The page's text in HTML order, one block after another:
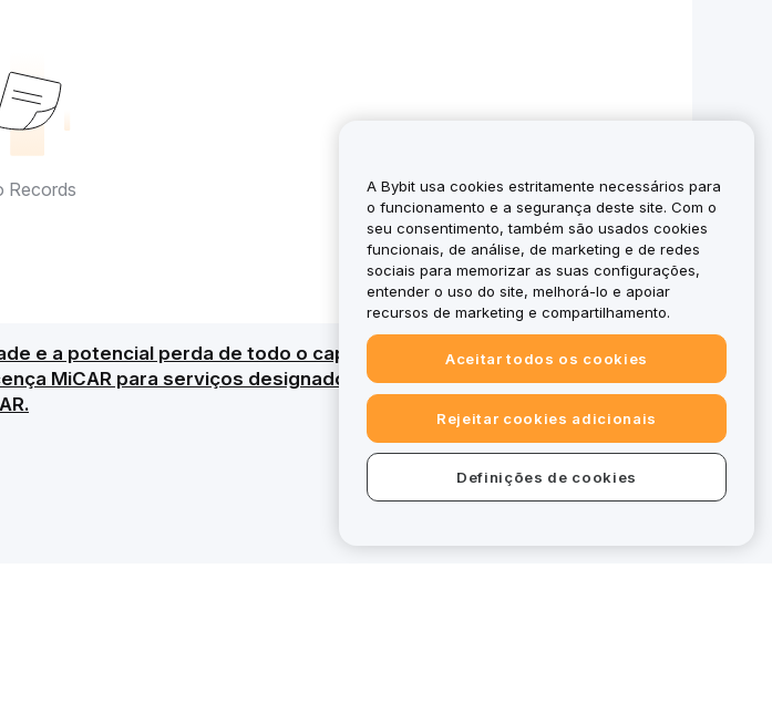
Records
e a potencial perda de todo o capital. Para uma visão geral detalhada,
MiCAR para serviços designados, certas ofertas na bybit.eu
A Bybit usa cookies estritamente necessários para
o funcionamento e a segurança deste site. Com o
seu consentimento, também são usados cookies
funcionais, de análise, de marketing e de redes
sociais para memorizar as suas configurações,
entender o uso do site, melhorá-lo e apoiar
recursos de marketing e compartilhamento.
Aceitar todos os cookies
Rejeitar cookies adicionais
Definições de cookies